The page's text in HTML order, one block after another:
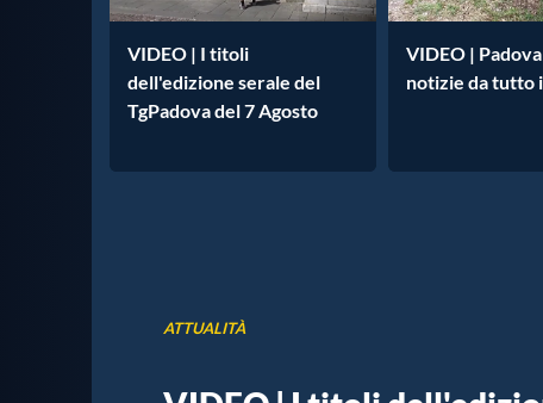
VIDEO | I titoli
dell'edizione serale del
TgPadova del 7 Agosto
VIDEO |
notizie da
ATTUALITÀ